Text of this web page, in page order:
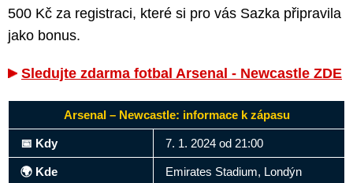
500 Kč za registraci, které si pro vás Sazka připravila
jako bonus.
Sledujte zdarma fotbal Arsenal - Newcastle ZDE
Arsenal – Newcastle: informace k zápasu
📅 Kdy 7. 1. 2024 od 21:00
🌍 Kde Emirates Stadium, Londýn